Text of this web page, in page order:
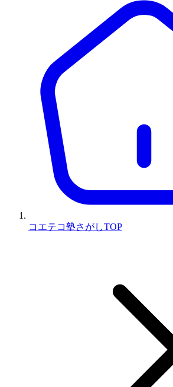
コエテコ塾さがしTOP